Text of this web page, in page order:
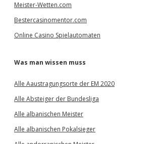
Meister-Wetten.com
Bestercasinomentor.com
Online Casino Spielautomaten
Was man wissen muss
Alle Aaustragungsorte der EM 2020
Alle Absteiger der Bundesliga
Alle albanischen Meister
Alle albanischen Pokalsieger